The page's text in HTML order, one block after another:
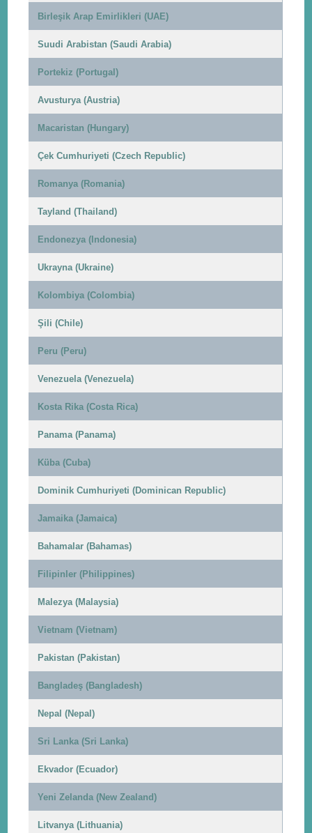
Birleşik Arap Emirlikleri (UAE)
Suudi Arabistan (Saudi Arabia)
Portekiz (Portugal)
Avusturya (Austria)
Macaristan (Hungary)
Çek Cumhuriyeti (Czech Republic)
Romanya (Romania)
Tayland (Thailand)
Endonezya (Indonesia)
Ukrayna (Ukraine)
Kolombiya (Colombia)
Şili (Chile)
Peru (Peru)
Venezuela (Venezuela)
Kosta Rika (Costa Rica)
Panama (Panama)
Küba (Cuba)
Dominik Cumhuriyeti (Dominican Republic)
Jamaika (Jamaica)
Bahamalar (Bahamas)
Filipinler (Philippines)
Malezya (Malaysia)
Vietnam (Vietnam)
Pakistan (Pakistan)
Bangladeş (Bangladesh)
Nepal (Nepal)
Sri Lanka (Sri Lanka)
Ekvador (Ecuador)
Yeni Zelanda (New Zealand)
Litvanya (Lithuania)